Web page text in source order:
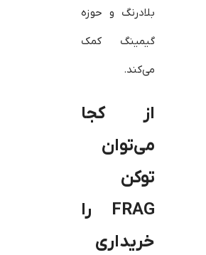
بلادرنگ و حوزه
گیمینگ کمک
می‌کند.
از کجا
می‌توان
توکن
FRAG را
خریداری